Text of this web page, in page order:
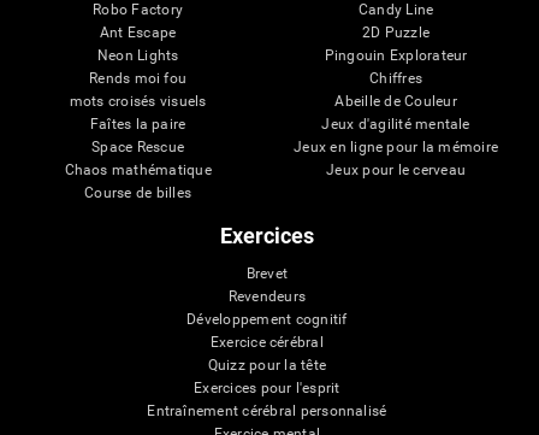
Robo Factory
Ant Escape
Neon Lights
Rends moi fou
mots croisés visuels
Faîtes la paire
Space Rescue
Chaos mathématique
Course de billes
Candy Line
2D Puzzle
Pingouin Explorateur
Chiffres
Abeille de Couleur
Jeux d'agilité mentale
Jeux en ligne pour la mémoire
Jeux pour le cerveau
Exercices
Brevet
Revendeurs
Développement cognitif
Exercice cérébral
Quizz pour la tête
Exercices pour l'esprit
Entraînement cérébral personnalisé